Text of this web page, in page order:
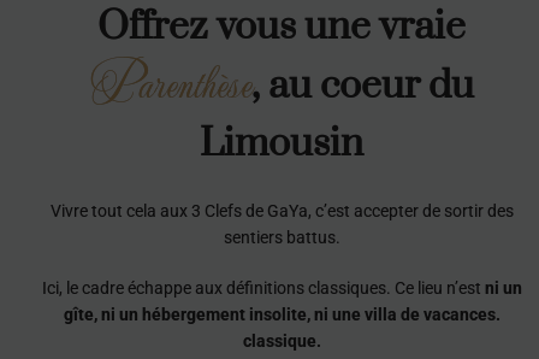
Offrez vous une vraie
Parenthèse, au coeur du
Limousin
Vivre tout cela aux 3 Clefs de GaYa, c’est accepter de sortir des
sentiers battus.
Ici, le cadre échappe aux définitions classiques. Ce lieu n’est ni un
gîte, ni un hébergement insolite, ni une villa de vacances.
classique.